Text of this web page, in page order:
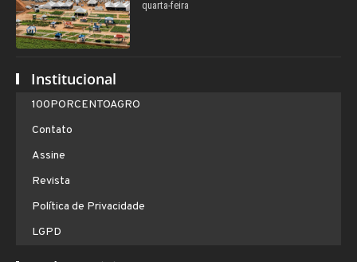
quarta-feira
Institucional
100PORCENTOAGRO
Contato
Assine
Revista
Política de Privacidade
LGPD